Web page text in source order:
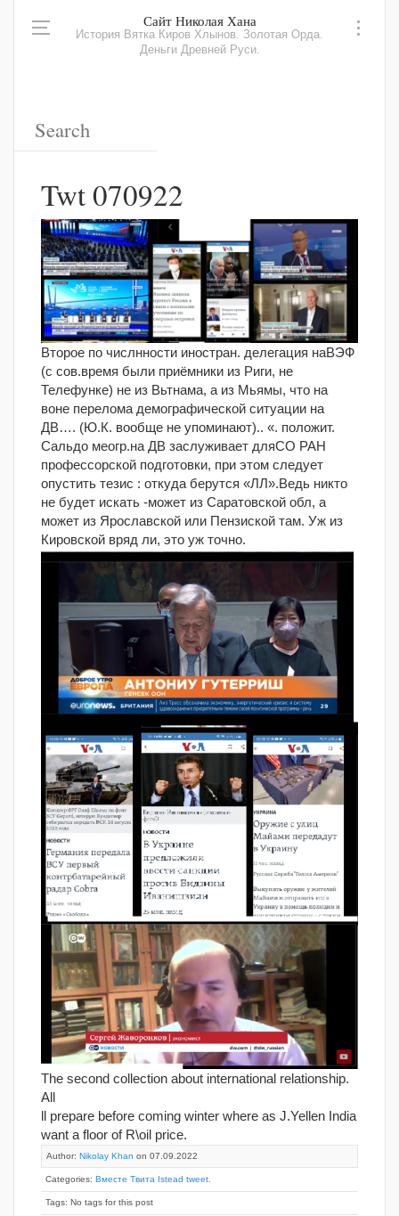
Сайт Николая Хана
История Вятка Киров Хлынов. Золотая Орда.
Деньги Древней Руси.
Twt 070922
Второе по числнности иностран. делегация наВЭФ
(с сов.время были приёмники из Риги, не
Телефунке) не из Вьтнама, а из Мьямы, что на
воне перелома демографической ситуации на
ДВ…. (Ю.К. вообще не упоминают).. «. положит.
Сальдо меогр.на ДВ заслуживает дляСО РАН
профессорской подготовки, при этом следует
опустить тезис : откуда берутся «ЛЛ».Ведь никто
не будет искать -может из Саратовской обл, а
может из Ярославской или Пензиской там. Уж из
Кировской вряд ли, это уж точно.
The second collection about international relationship.
All
ll prepare before coming winter where as J.Yellen India
want a floor of R\oil price.
Author: Nikolay Khan on 07.09.2022
Categories: Вместе Твита Istead tweet.
Tags: No tags for this post